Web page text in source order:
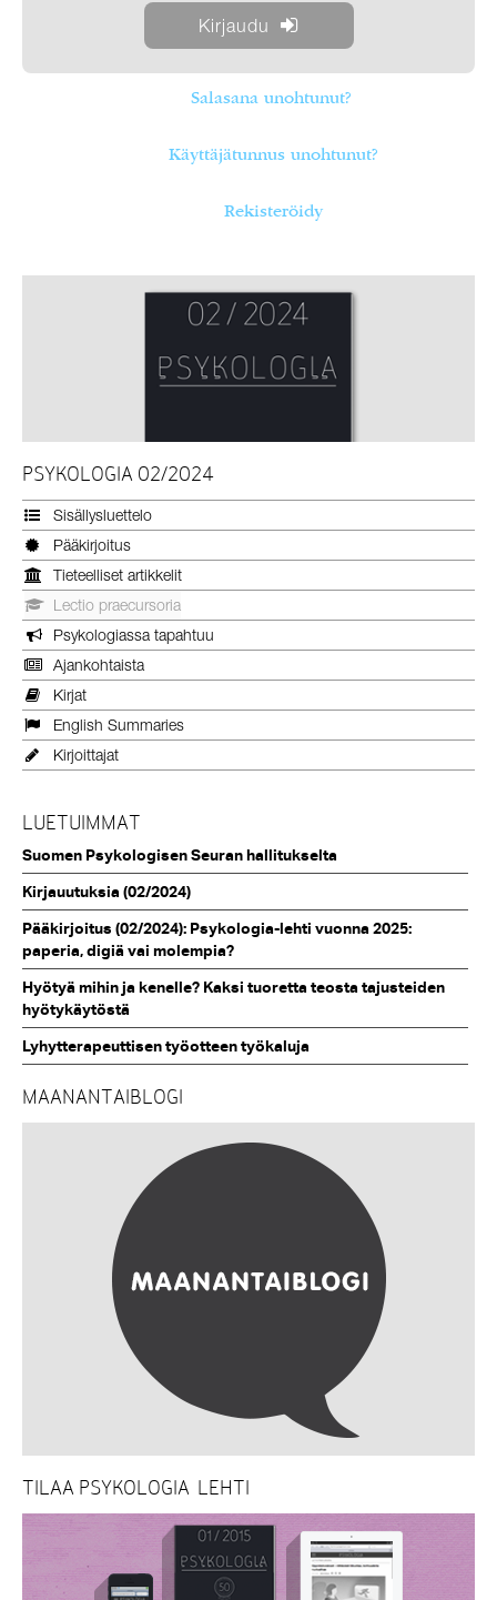
Salasana unohtunut?
Käyttäjätunnus unohtunut?
Rekisteröidy
PSYKOLOGIA 02/2024
Sisällysluettelo
Pääkirjoitus
Tieteelliset artikkelit
Lectio praecursoria
Psykologiassa tapahtuu
Ajankohtaista
Kirjat
English Summaries
Kirjoittajat
LUETUIMMAT
Suomen Psykologisen Seuran hallitukselta
Kirjauutuksia (02/2024)
Pääkirjoitus (02/2024): Psykologia-lehti vuonna 2025:
paperia, digiä vai molempia?
Hyötyä mihin ja kenelle? Kaksi tuoretta teosta tajusteiden
hyötykäytöstä
Lyhytterapeuttisen työotteen työkaluja
MAANANTAIBLOGI
TILAA PSYKOLOGIA-LEHTI